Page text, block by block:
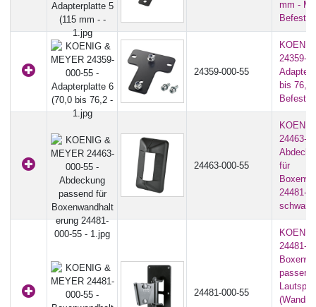
mm -
24359-000-55
24359-
bis 76,2
24463-000-55
24463-
für
24481-
schwarz
24481-000-55
24481-
passend